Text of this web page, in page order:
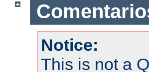
Notice:
This is not a